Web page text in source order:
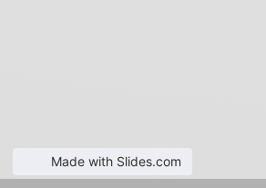
Made with Slides.com